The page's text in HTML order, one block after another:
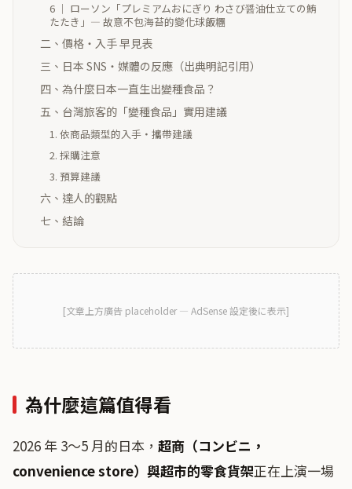
6 ｜ ローソン「プレミアムおにぎり わさび醤油仕立ての鮪
たたき」— 故意不包海苔的變化球飯糰
二、價格・入手 早見表
三、日本 SNS・媒體の反應（出典明記引用）
四、為什麼日本一直生出變種食品？
五、台灣旅客的「變種食品」實用建議
1. 依商品類型的入手・攜帶建議
2. 採購注意
3. 預算建議
六、達人的觀點
七、結論
[文章上方廣告 placeholder — AdSense 設定後に表示]
為什麼這篇值得看
2026 年 3〜5 月的日本， 超商（コンビニ，
convenience store）與超市的零食貨架正在上演一場